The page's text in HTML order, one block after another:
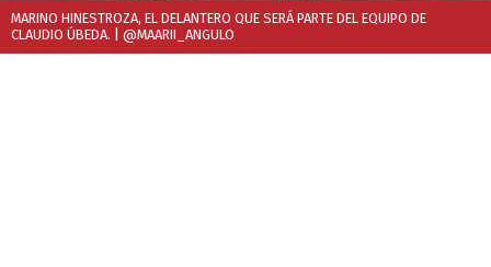
MARINO HINESTROZA, EL DELANTERO QUE SERÁ PARTE DEL EQUIPO DE
CLAUDIO ÚBEDA. | @MAARII_ANGULO